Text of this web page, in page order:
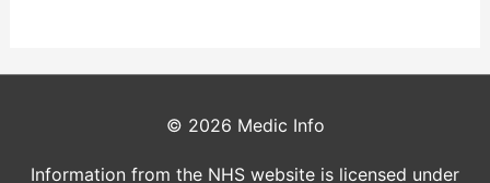
© 2026 Medic Info
Information from the NHS website is licensed under